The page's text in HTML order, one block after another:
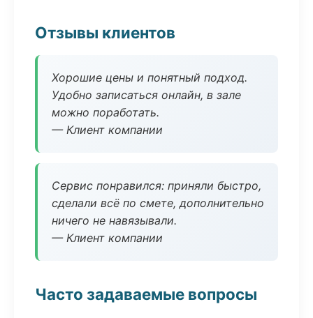
Отзывы клиентов
Хорошие цены и понятный подход.
Удобно записаться онлайн, в зале
можно поработать.
— Клиент компании
Сервис понравился: приняли быстро,
сделали всё по смете, дополнительно
ничего не навязывали.
— Клиент компании
Часто задаваемые вопросы